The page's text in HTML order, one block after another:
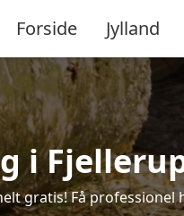
Forside Jylland
gratis! Få